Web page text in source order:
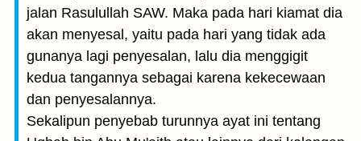
jalan Rasulullah SAW. Maka pada hari kiamat dia
akan menyesal, yaitu pada hari yang tidak ada
gunanya lagi penyesalan, lalu dia menggigit
kedua tangannya sebagai karena kekecewaan
dan penyesalannya.
Sekalipun penyebab turunnya ayat ini tentang